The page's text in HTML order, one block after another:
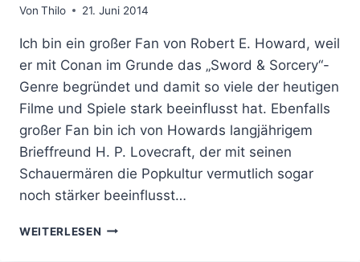
Von Thilo 21. Juni 2014
Ich bin ein großer Fan von Robert E. Howard, weil
er mit Conan im Grunde das „Sword & Sorcery“-
Genre begründet und damit so viele der heutigen
Filme und Spiele stark beeinflusst hat. Ebenfalls
großer Fan bin ich von Howards langjährigem
Brieffreund H. P. Lovecraft, der mit seinen
Schauermären die Popkultur vermutlich sogar
noch stärker beeinflusst…
WEITERLESEN WARUM